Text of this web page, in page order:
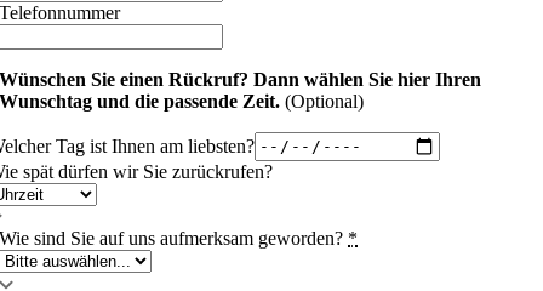
Telefonnummer
Wünschen Sie einen Rückruf? Dann wählen Sie hier Ihren
Wunschtag und die passende Zeit.(Optional)
Tag ist Ihnen am liebsten?
spät dürfen wir Sie zurückrufen?
Wie sind Sie auf uns aufmerksam geworden? *